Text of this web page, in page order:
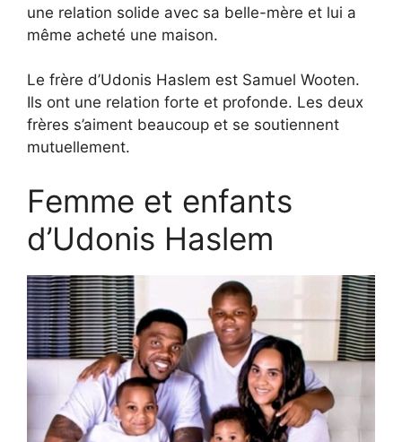
une relation solide avec sa belle-mère et lui a
même acheté une maison.
Le frère d’Udonis Haslem est Samuel Wooten.
Ils ont une relation forte et profonde. Les deux
frères s’aiment beaucoup et se soutiennent
mutuellement.
Femme et enfants
d’Udonis Haslem